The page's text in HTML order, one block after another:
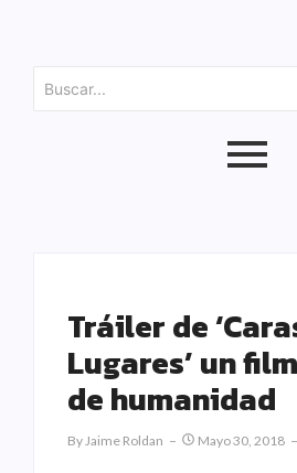
Tráiler de
Lugares’ un
de humanidad
ByJaime Roldan Mayo 30, 2018